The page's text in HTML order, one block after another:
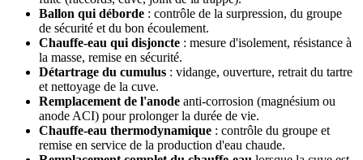
Ballon qui déborde : contrôle de la surpression, du groupe
de sécurité et du bon écoulement.
Chauffe-eau qui disjoncte : mesure d'isolement, résistance à
la masse, remise en sécurité.
Détartrage du cumulus : vidange, ouverture, retrait du tartre
et nettoyage de la cuve.
Remplacement de l'anode anti-corrosion (magnésium ou
anode ACI) pour prolonger la durée de vie.
Chauffe-eau thermodynamique : contrôle du groupe et
remise en service de la production d'eau chaude.